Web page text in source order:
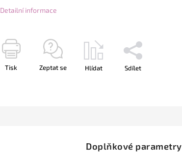
Detailní informace
Tisk Zeptat se Hlídat Sdílet
Doplňkové parametry